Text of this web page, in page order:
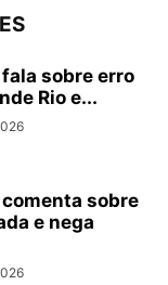
sobre erro
Rio e...
sobre
e nega